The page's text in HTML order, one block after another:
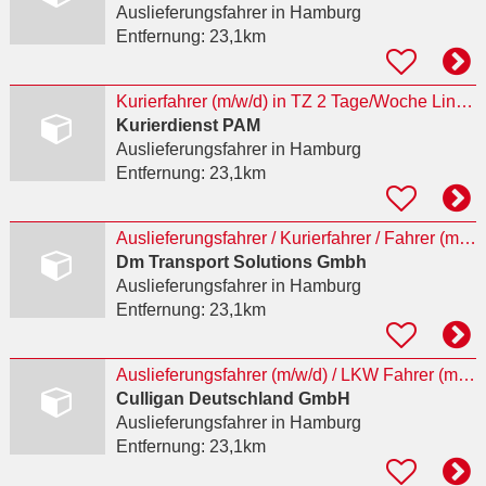
Auslieferungsfahrerin Hamburg
Entfernung: 23,1km
Kurierfahrer (m/w/d) in TZ 2 Tage/Woche Linienfahrten
Kurierdienst PAM
Auslieferungsfahrerin Hamburg
Entfernung: 23,1km
Auslieferungsfahrer / Kurierfahrer / Fahrer (m/w/d) Minijob · Teilzeit · Werkstudent
Dm Transport Solutions Gmbh
Auslieferungsfahrerin Hamburg
Entfernung: 23,1km
Auslieferungsfahrer (m/w/d) / LKW Fahrer (m/w/d) in Nord DE
Culligan Deutschland GmbH
Auslieferungsfahrerin Hamburg
Entfernung: 23,1km